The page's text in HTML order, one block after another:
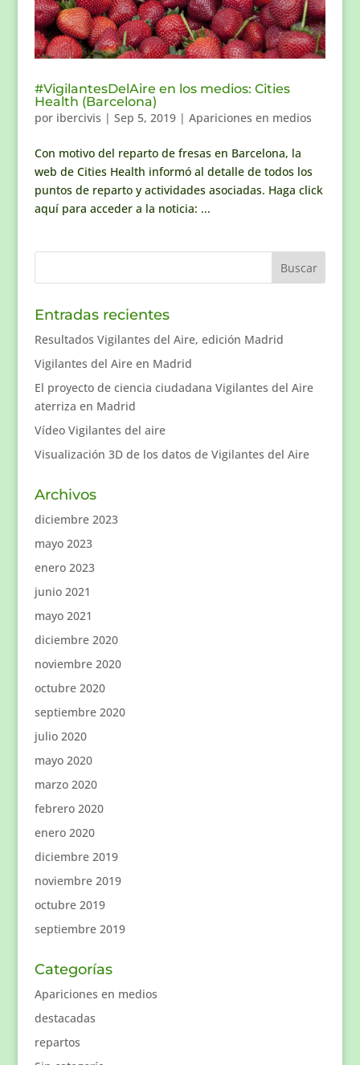
#VigilantesDelAire en los medios: Cities
Health (Barcelona)
por ibercivis | Sep 5, 2019| Apariciones en medios
Con motivo del reparto de fresas en Barcelona, la
web de Cities Health informó al detalle de todos los
puntos de reparto y actividades asociadas. Haga click
aquí para acceder a la noticia: ...
Entradas recientes
Resultados Vigilantes del Aire, edición Madrid
Vigilantes del Aire en Madrid
El proyecto de ciencia ciudadana Vigilantes del Aire
aterriza en Madrid
Vídeo Vigilantes del aire
Visualización 3D de los datos de Vigilantes del Aire
Archivos
diciembre 2023
mayo 2023
enero 2023
junio 2021
mayo 2021
diciembre 2020
noviembre 2020
octubre 2020
septiembre 2020
julio 2020
mayo 2020
marzo 2020
febrero 2020
enero 2020
diciembre 2019
noviembre 2019
octubre 2019
septiembre 2019
Categorías
Apariciones en medios
destacadas
repartos